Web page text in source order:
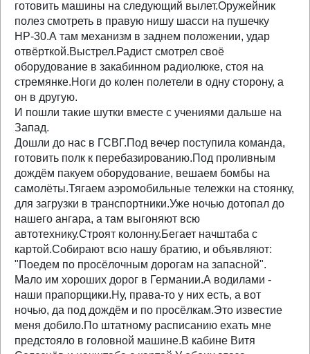
готовить машины на следующий вылет.Оружейник
полез смотреть в правую нишу шасси на пушечку
НР-30.А там механизм в заднем положении, удар
отвёрткой.Выстрел.Радист смотрел своё
оборудование в закабинном радиолюке, стоя на
стремянке.Ноги до колен полетели в одну сторону, а
он в другую.
И пошли такие шутки вместе с учениями дальше на
Запад.
Дошли до нас в ГСВГ.Под вечер поступила команда,
готовить полк к перебазированию.Под проливным
дождём пакуем оборудование, вешаем бомбы на
самолёты.Тягаем аэромобильные тележки на стоянку,
для загрузки в транспортники.Уже ночью дотопал до
нашего ангара, а там выгоняют всю
автотехнику.Строят колонну.Бегает начштаба с
картой.Собирают всю нашу братию, и объявляют:
"Поедем по просёлочным дорогам на запасной".
Мало им хороших дорог в Германии.А водилами -
наши прапорщики.Ну, права-то у них есть, а вот
ночью, да под дождём и по просёлкам.Это известие
меня добило.По штатному расписанию ехать мне
предстояло в головной машине.В кабине Витя